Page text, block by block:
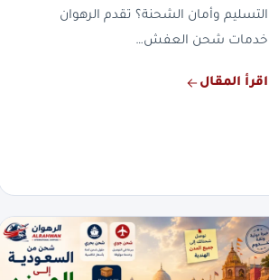
التسليم وأمان الشحنة؟ تقدم الرهوان
خدمات شحن العفش…
اقرأ المقال